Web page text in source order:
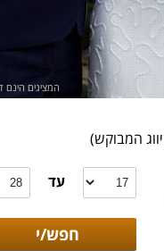
המציגים הינם
המבוקש)
עד